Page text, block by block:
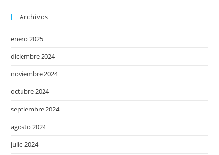
Archivos
enero 2025
diciembre 2024
noviembre 2024
octubre 2024
septiembre 2024
agosto 2024
julio 2024